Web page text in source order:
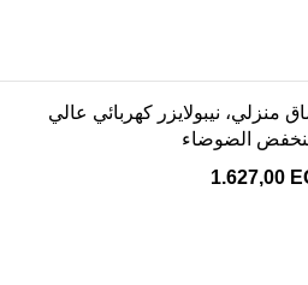
منزلي، نيبولايزر كهربائي عالي
الضوضاء
1.627,00